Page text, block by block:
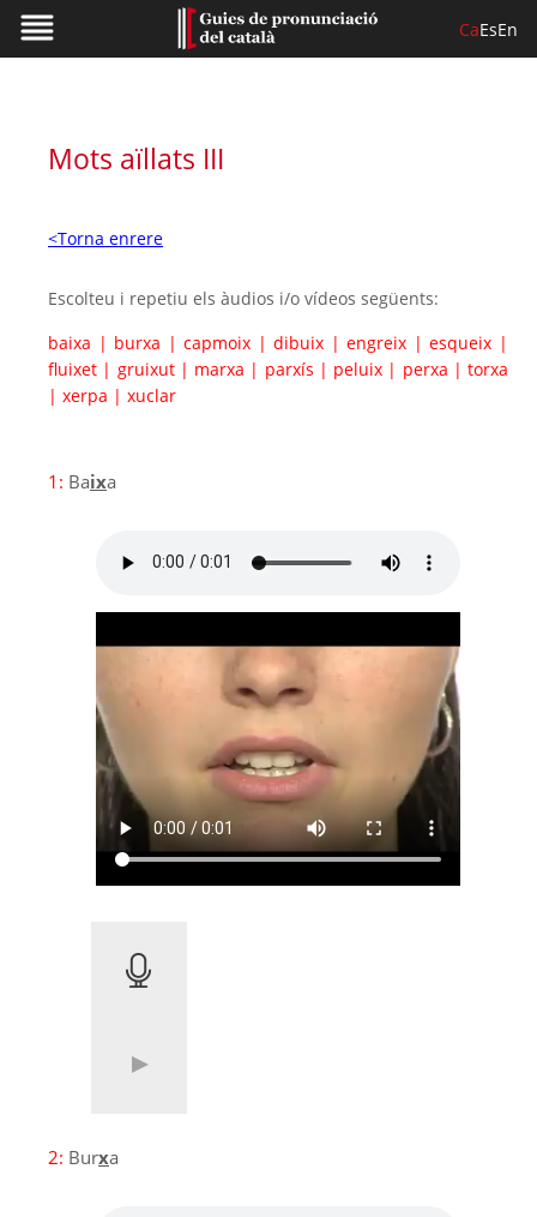
CaEsEn
Mots aïllats III
<Torna enrere
Escolteu i repetiu els àudios i/o vídeos següents:
baixa | burxa |capmoix |dibuix |engreix |esqueix |
fluixet | gruixut | marxa | parxís | peluix | perxa | torxa
| xerpa | xuclar
1: Baixa
2: Burxa